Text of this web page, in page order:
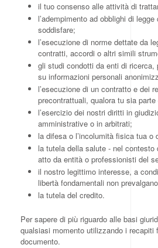
il tuo consenso alle attività di
l’adempimento ad obblighi di
soddisfare;
l’esecuzione di norme dettate da
contratti, accordi o altri simili
gli studi condotti da enti di ricerca,
su informazioni personali
l’esecuzione di un contratto e dei
precontrattuali, qualora tu sia
l’esercizio dei nostri diritti in
amministrative o in arbitrati;
la difesa o l’incolumità fisica tua o
la tutela della salute - nel contesto
atto da entità o professionisti del
il nostro legittimo interesse, a
libertà fondamentali non
la tutela del credito.
Per sapere di più riguardo alle basi
qualsiasi momento utilizzando i recapiti
documento.